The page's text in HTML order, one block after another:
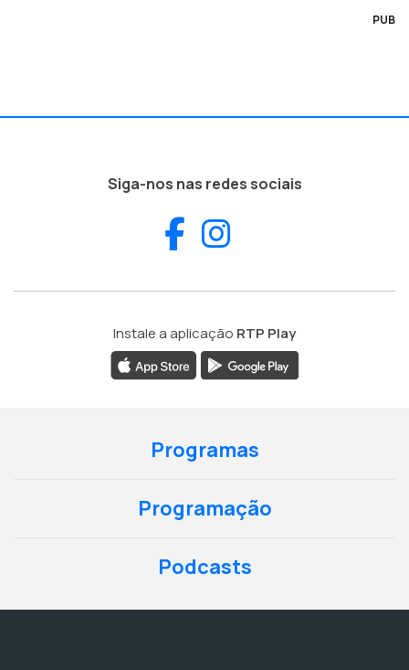
PUB
Siga-nos nas redes sociais
Facebook
Instale a aplicação RTP Play
Programas
Programação
Podcasts